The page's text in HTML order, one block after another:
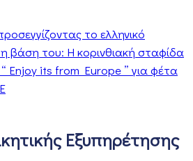
το ελληνικό
βάση του: Η κορινθιακή σταφίδα
Enjoy its from Europe ” για φέτα
Εξυπηρέτησης